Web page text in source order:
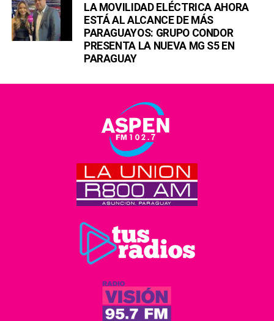
LA MOVILIDAD ELÉCTRICA AHORA
ESTÁ AL ALCANCE DE MÁS
PARAGUAYOS: GRUPO CONDOR
PRESENTA LA NUEVA MG S5 EN
PARAGUAY